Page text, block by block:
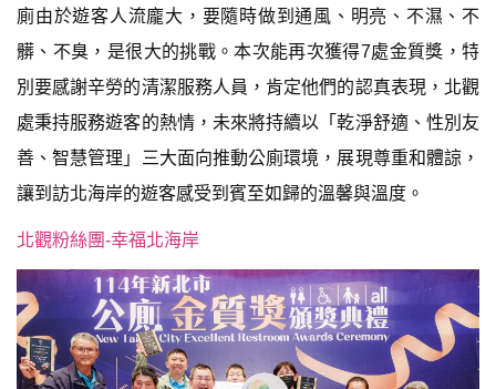
廁由於遊客人流龐大，要隨時做到通風、明亮、不濕、不
髒、不臭，是很大的挑戰。本次能再次獲得7處金質獎，特
別要感謝辛勞的清潔服務人員，肯定他們的認真表現，北觀
處秉持服務遊客的熱情，未來將持續以「乾淨舒適、性別友
善、智慧管理」三大面向推動公廁環境，展現尊重和體諒，
讓到訪北海岸的遊客感受到賓至如歸的溫馨與溫度。
北觀粉絲團-幸福北海岸